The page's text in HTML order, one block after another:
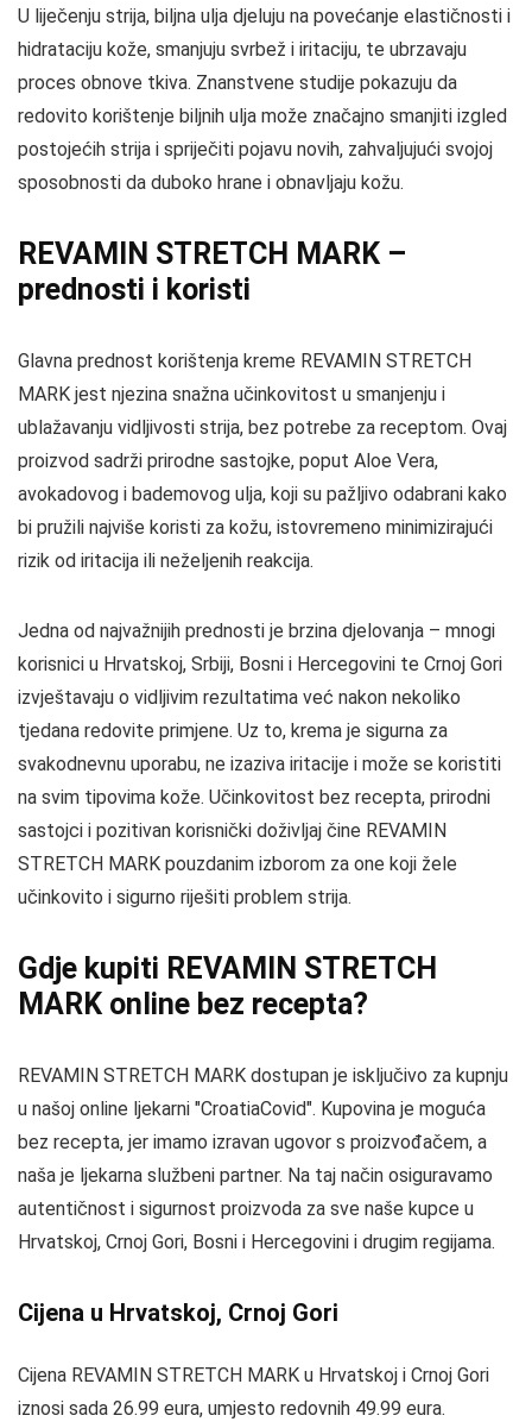
U liječenju strija, biljna ulja djeluju na povećanje elastičnosti i
hidrataciju kože, smanjuju svrbež i iritaciju, te ubrzavaju
proces obnove tkiva. Znanstvene studije pokazuju da
redovito korištenje biljnih ulja može značajno smanjiti izgled
postojećih strija i spriječiti pojavu novih, zahvaljujući svojoj
sposobnosti da duboko hrane i obnavljaju kožu.
REVAMIN STRETCH MARK –
prednosti i koristi
Glavna prednost korištenja kreme REVAMIN STRETCH
MARK jest njezina snažna učinkovitost u smanjenju i
ublažavanju vidljivosti strija, bez potrebe za receptom. Ovaj
proizvod sadrži prirodne sastojke, poput Aloe Vera,
avokadovog i bademovog ulja, koji su pažljivo odabrani kako
bi pružili najviše koristi za kožu, istovremeno minimizirajući
rizik od iritacija ili neželjenih reakcija.
Jedna od najvažnijih prednosti je brzina djelovanja – mnogi
korisnici u Hrvatskoj, Srbiji, Bosni i Hercegovini te Crnoj Gori
izvještavaju o vidljivim rezultatima već nakon nekoliko
tjedana redovite primjene. Uz to, krema je sigurna za
svakodnevnu uporabu, ne izaziva iritacije i može se koristiti
na svim tipovima kože. Učinkovitost bez recepta, prirodni
sastojci i pozitivan korisnički doživljaj čine REVAMIN
STRETCH MARK pouzdanim izborom za one koji žele
učinkovito i sigurno riješiti problem strija.
Gdje kupiti REVAMIN STRETCH
MARK online bez recepta?
REVAMIN STRETCH MARK dostupan je isključivo za kupnju
u našoj online ljekarni "CroatiaCovid". Kupovina je moguća
bez recepta, jer imamo izravan ugovor s proizvođačem, a
naša je ljekarna službeni partner. Na taj način osiguravamo
autentičnost i sigurnost proizvoda za sve naše kupce u
Hrvatskoj, Crnoj Gori, Bosni i Hercegovini i drugim regijama.
Cijena u Hrvatskoj, Crnoj Gori
Cijena REVAMIN STRETCH MARK u Hrvatskoj i Crnoj Gori
iznosi sada 26.99 eura, umjesto redovnih 49.99 eura.